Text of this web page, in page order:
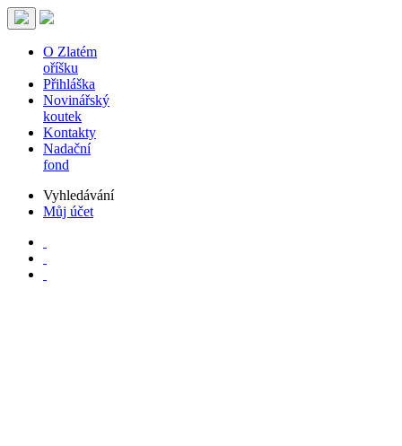
O Zlatém
oříšku
Přihláška
Novinářský
koutek
Kontakty
Nadační
fond
Vyhledávání
Můj účet